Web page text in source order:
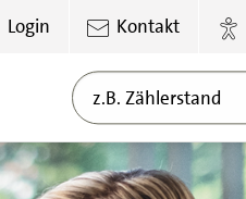
Login Kontakt